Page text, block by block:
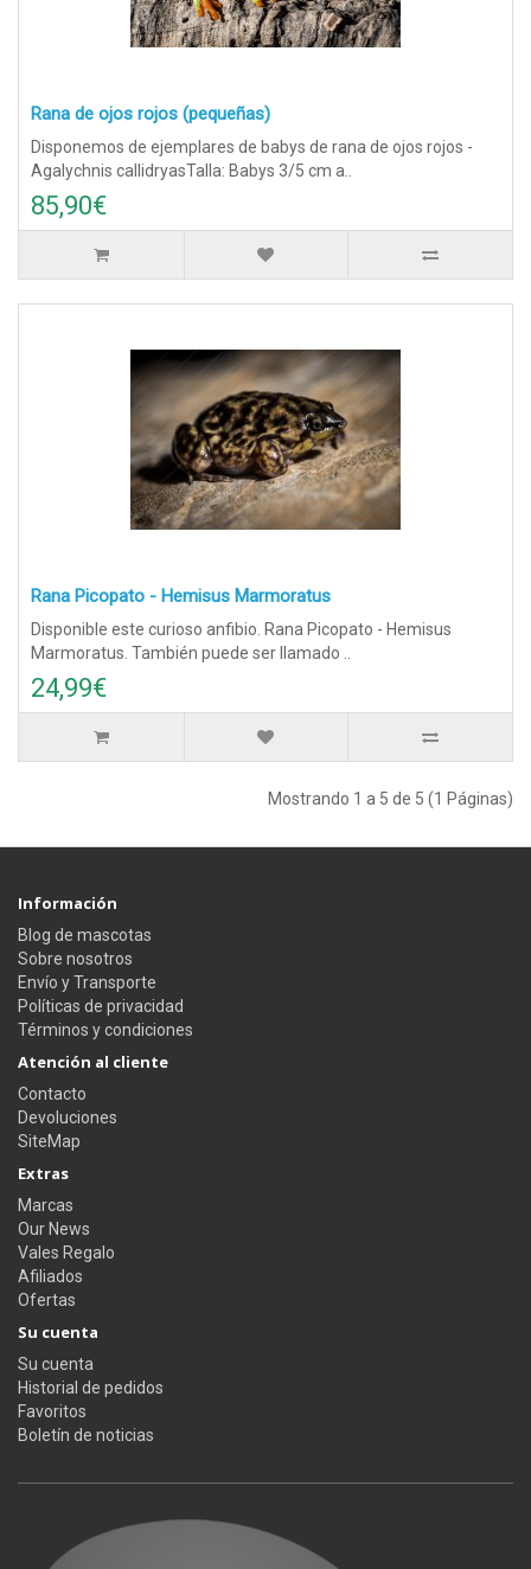
Rana de ojos rojos (pequeñas)
Disponemos de ejemplares de babys de rana de ojos rojos -
Agalychnis callidryasTalla: Babys 3/5 cm a..
85,90€
Rana Picopato - Hemisus Marmoratus
Disponible este curioso anfibio. Rana Picopato - Hemisus
Marmoratus. También puede ser llamado ..
24,99€
Mostrando 1 a 5 de 5 (1 Páginas)
Información
Blog de mascotas
Sobre nosotros
Envío y Transporte
Políticas de privacidad
Términos y condiciones
Atención al cliente
Contacto
Devoluciones
SiteMap
Extras
Marcas
Our News
Vales Regalo
Afiliados
Ofertas
Su cuenta
Su cuenta
Historial de pedidos
Favoritos
Boletín de noticias